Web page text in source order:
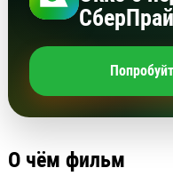
О чём фильм